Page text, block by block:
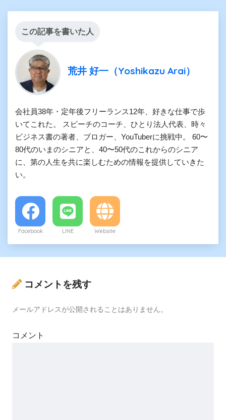
この記事を書いた人
荒井 好一（Yoshikazu Arai）
会社員38年・定年後フリーランス12年、好きな仕事で歩
いてこれた。 スピーチのコーチ、ひとり法人代表、時々
ビジネス書の著者、ブロガー、YouTuberに挑戦中。 60〜
80代のいまのシニアと、40〜50代のこれからのシニア
に、第の人生を共に楽しむための情報を提供していきた
い。
Facebook LINE Website
コメントを残す
メールアドレスが公開されることはありません。
コメント